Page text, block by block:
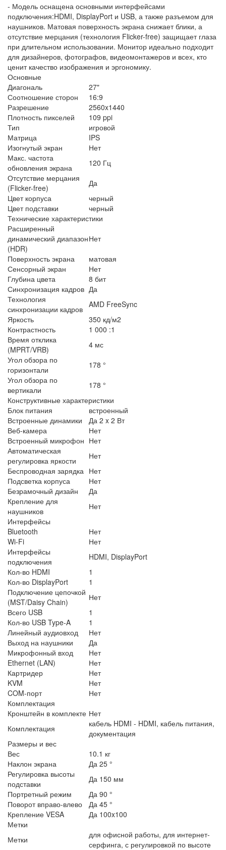
- Модель оснащена основными интерфейсами
подключения:HDMI, DisplayPort и USB, а также разъемом для
наушников. Матовая поверхность экрана снижает блики, а
отсутствие мерцания (технология Flicker-free) защищает глаза
при длительном использовании. Монитор идеально подходит
для дизайнеров, фотографов, видеомонтажеров и всех, кто
ценит качество изображения и эргономику.
Основные
Диагональ
27"
Соотношение сторон
16:9
Разрешение
2560x1440
Плотность пикселей
109 ppi
Тип
игровой
Матрица
IPS
Изогнутый экран
Нет
Макс. частота
обновления экрана
120 Гц
Отсутствие мерцания
(Flicker-free)
Да
Цвет корпуса
черный
Цвет подставки
черный
Технические характеристики
Расширенный
динамический диапазон
(HDR)
Нет
Поверхность экрана
матовая
Сенсорный экран
Нет
Глубина цвета
8 бит
Синхронизация кадров Да
Технология
синхронизации кадров AMD FreeSync
Яркость
350 кд/м2
Контрастность
1 000 :1
Время отклика
(MPRT/VRB)
4 мс
Угол обзора по
горизонтали
178 °
Угол обзора по
вертикали
178 °
Конструктивные характеристики
Блок питания
встроенный
Встроенные динамики
Да 2 x 2 Вт
Веб-камера
Нет
Встроенный микрофон Нет
Автоматическая
регулировка яркости
Нет
Беспроводная зарядка Нет
Подсветка корпуса
Нет
Безрамочный дизайн
Да
Крепление для
наушников
Нет
Интерфейсы
Bluetooth
Нет
Wi-Fi
Нет
Интерфейсы
подключения
HDMI, DisplayPort
Кол-во HDMI
1
Кол-во DisplayPort
1
Подключение цепочкой
(MST/Daisy Chain)
Нет
Всего USB
1
Кол-во USB Type-A
1
Линейный аудиовход
Нет
Выход на наушники
Да
Микрофонный вход
Нет
Ethernet (LAN)
Нет
Картридер
Нет
KVM
Нет
COM-порт
Нет
Комплектация
Кронштейн в комплекте Нет
Комплектация
кабель HDMI - HDMI, кабель питания,
документация
Размеры и вес
Вес
10.1 кг
Наклон экрана
Да 25 °
Регулировка высоты
подставки
Да 150 мм
Портретный режим
Да 90 °
Поворот вправо-влево
Да 45 °
Крепление VESA
Да 100x100
Метки
Метки
для офисной работы, для интернет-
серфинга, с регулировкой по высоте